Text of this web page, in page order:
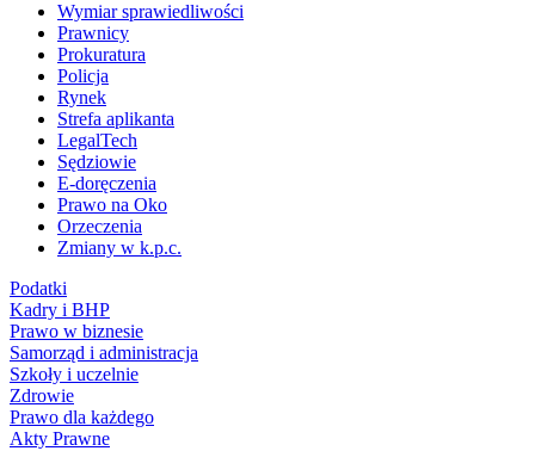
Wymiar sprawiedliwości
Prawnicy
Prokuratura
Policja
Rynek
Strefa aplikanta
LegalTech
Sędziowie
E-doręczenia
Prawo na Oko
Orzeczenia
Zmiany w k.p.c.
Podatki
Kadry i BHP
Prawo w biznesie
Samorząd i administracja
Szkoły i uczelnie
Zdrowie
Prawo dla każdego
Akty Prawne